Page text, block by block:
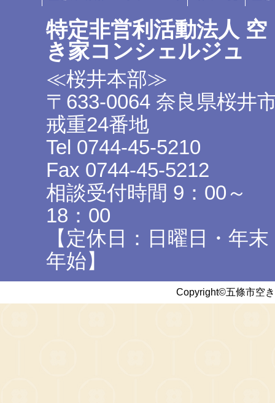
特定非営利活動法人 空
き家コンシェルジュ
≪桜井本部≫
〒633-0064 奈良県桜井
戒重24番地
Tel 0744-45-5210
Fax 0744-45-5212
相談受付時間 9：00～
18：00
【定休日：日曜日・年末
年始】
Copyright©五條市空